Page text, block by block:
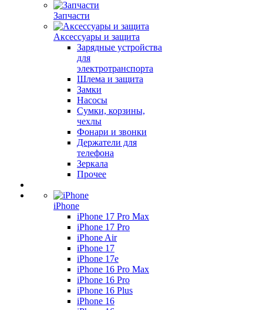
Запчасти
Аксессуары и защита
Зарядные устройства
для
электротранспорта
Шлема и защита
Замки
Насосы
Сумки, корзины,
чехлы
Фонари и звонки
Держатели для
телефона
Зеркала
Прочее
iPhone
iPhone 17 Pro Max
iPhone 17 Pro
iPhone Air
iPhone 17
iPhone 17e
iPhone 16 Pro Max
iPhone 16 Pro
iPhone 16 Plus
iPhone 16